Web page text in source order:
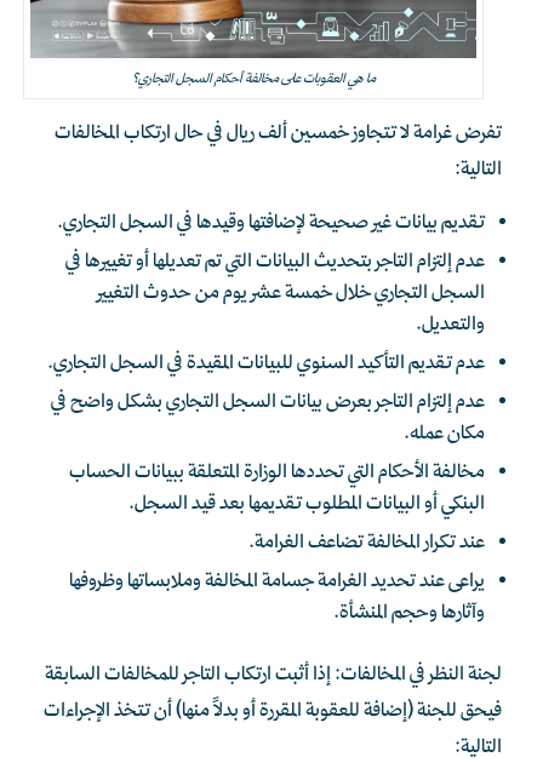
ما هي العقوبات على مخالفة أحكام السجل التجاري؟
تفرض غرامة لا تتجاوز خمسين ألف ريال في حال ارتكاب المخالفات
التالية:
تقديم بيانات غير صحيحة لإضافتها وقيدها في السجل التجاري.
عدم إلتزام التاجر بتحديث البيانات التي تم تعديلها أو تغييرها في
السجل التجاري خلال خمسة عشر يوم من حدوث التغيير
والتعديل.
عدم تقديم التأكيد السنوي للبيانات المقيدة في السجل التجاري.
عدم إلتزام التاجر بعرض بيانات السجل التجاري بشكل واضح في
مكان عمله.
مخالفة الأحكام التي تحددها الوزارة المتعلقة ببيانات الحساب
البنكي أو البيانات المطلوب تقديمها بعد قيد السجل.
عند تكرار المخالفة تضاعف الغرامة.
يراعى عند تحديد الغرامة جسامة المخالفة وملابساتها وظروفها
وآثارها وحجم المنشأة.
لجنة النظر في المخالفات: إذا أثبت ارتكاب التاجر للمخالفات السابقة
فيحق للجنة (إضافة للعقوبة المقررة أو بدلاً منها) أن تتخذ الإجراءات
التالية: